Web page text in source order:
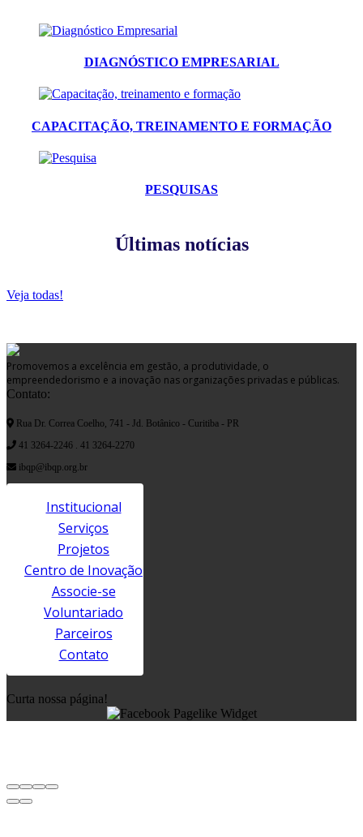
DIAGNÓSTICO EMPRESARIAL
CAPACITAÇÃO, TREINAMENTO E FORMAÇÃO
PESQUISAS
Últimas notícias
Veja todas!
Promovemos a excelência em gestão, a produtividade, o
empreendedorismo e a inovação nas organizações privadas e públicas.
Contato:
Rua Dr. Correa Coelho, 741 - Jd. Botânico - Curitiba - PR
41 3264-2246 . 41 3264-2270
ibqp@ibqp.org.br
Institucional
Serviços
Projetos
Centro de Inovação
Associe-se
Voluntariado
Parceiros
Contato
Curta nossa página!